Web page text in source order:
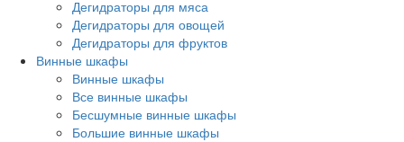
Дегидраторы для мяса
Дегидраторы для овощей
Дегидраторы для фруктов
Винные шкафы
Винные шкафы
Все винные шкафы
Бесшумные винные шкафы
Большие винные шкафы